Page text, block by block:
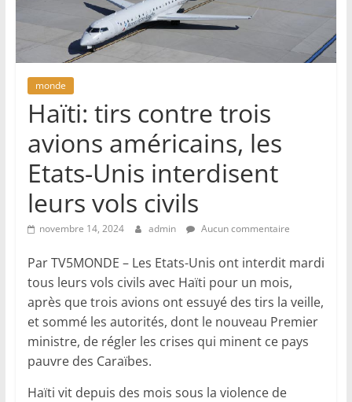
monde
Haïti: tirs contre trois
avions américains, les
Etats-Unis interdisent
leurs vols civils
novembre 14, 2024 admin Aucun commentaire
Par TV5MONDE – Les Etats-Unis ont interdit mardi
tous leurs vols civils avec Haïti pour un mois,
après que trois avions ont essuyé des tirs la veille,
et sommé les autorités, dont le nouveau Premier
ministre, de régler les crises qui minent ce pays
pauvre des Caraïbes.
Haïti vit depuis des mois sous la violence de